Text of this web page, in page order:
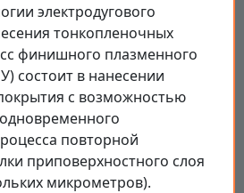
электродугового
тонкопленочных
финишного плазменного
состоит в нанесении
с возможностью
повторной
приповерхностного слоя
микрометров).